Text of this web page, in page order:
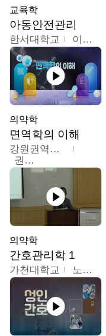
교육학
아동안전관리
한서대학교 이태연
의약학
면역학의 이해
강원권역센터
권보인
의약학
간호관리학 1
가천대학교 노원정